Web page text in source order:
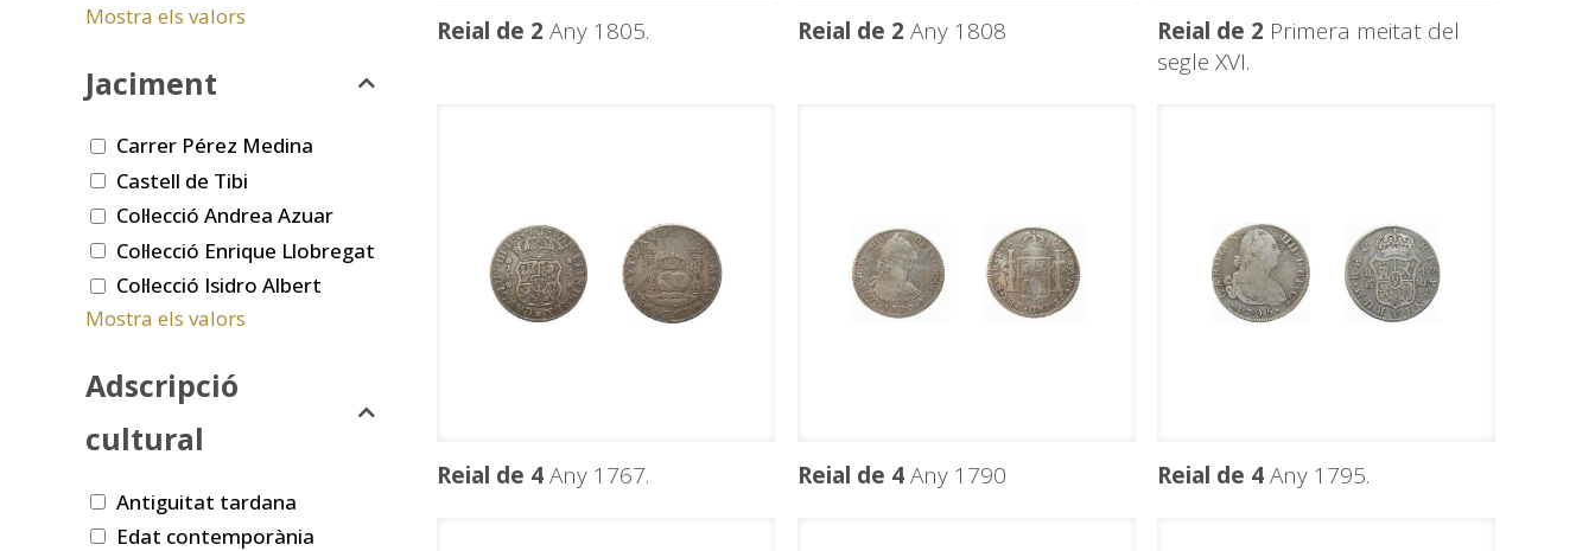
Reial de 2 Any 1805. Reial de 2 Any 1808 Reial de 2 Primera meitat del
segle XVI.
Reial de 4Any 1767. Reial de 4Any 1790 Reial de 4Any 1795.
Mostra els valors
Jaciment
Carrer Pérez Medina
Castell de Tibi
Col·lecció Andrea Azuar
Col·lecció Enrique Llobregat
Col·lecció Isidro Albert
Mostra els valors
Adscripció
cultural
Antiguitat tardana
Edat contemporània